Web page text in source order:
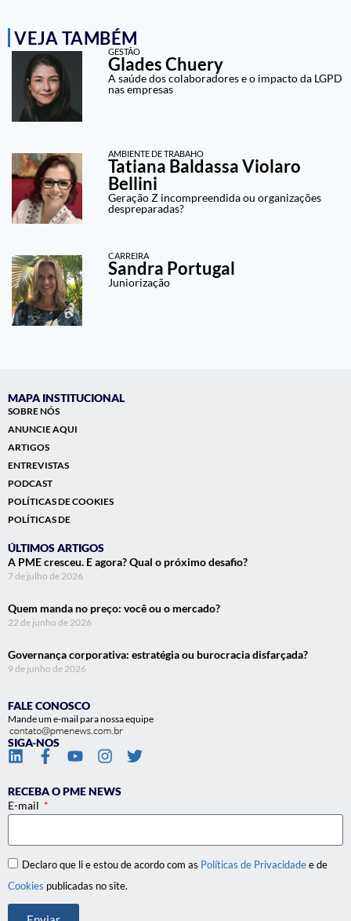
VEJA TAMBÉM
GESTÃO
Glades Chuery
A saúde dos colaboradores e o impacto da LGPD
nas empresas
AMBIENTE DE TRABAHO
Tatiana Baldassa Violaro
Bellini
Geração Z incompreendida ou organizações
despreparadas?
CARREIRA
Sandra Portugal
Juniorização
MAPA INSTITUCIONAL
SOBRE NÓS
ANUNCIE AQUI
ARTIGOS
ENTREVISTAS
PODCAST
POLÍTICAS DE COOKIES
POLÍTICAS DE
ÚLTIMOS ARTIGOS
A PME cresceu. E agora? Qual o próximo desafio?
7 de julho de 2026
Quem manda no preço: você ou o mercado?
22 de junho de 2026
Governança corporativa: estratégia ou burocracia disfarçada?
9 de junho de 2026
FALE CONOSCO
Mande um e-mail para nossa equipe
SIGA-NOS
RECEBA O PME NEWS
E-mail
Declaro que li e estou de acordo com as Políticas de Privacidadee de
Cookies publicadas no site.